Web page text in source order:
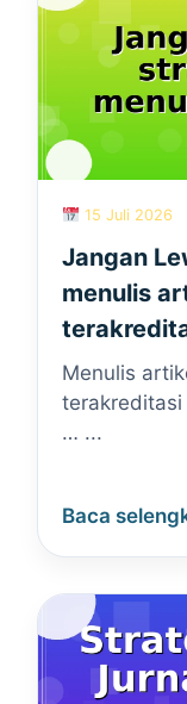
15 Juli 2026
Jangan
menulis
Menulis
… ...
Baca